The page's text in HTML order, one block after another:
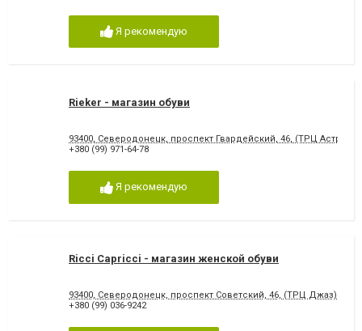
Я рекомендую
Rieker - магазин обуви
93400, Северодонецк, проспект Гвардейский, 46, (ТРЦ Астрон)
+380 (99) 971-64-78
Я рекомендую
Ricci Capricci - магазин женской обуви
93400, Северодонецк, проспект Советский, 46, (ТРЦ Джаз)
+380 (99) 036-9242